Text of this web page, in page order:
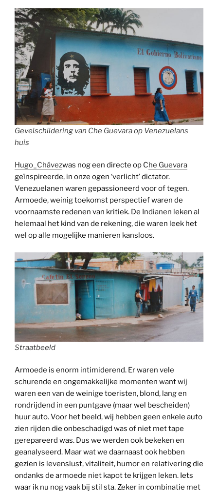
Gevelschildering van Che Guevara op Venezuelans
huis
Hugo_Chávezwas nog een directe op Che Guevara
geïnspireerde, in onze ogen ‘verlicht’ dictator.
Venezuelanen waren gepassioneerd voor of tegen.
Armoede, weinig toekomst perspectief waren de
voornaamste redenen van kritiek. De Indianen leken al
helemaal het kind van de rekening, die waren leek het
wel op alle mogelijke manieren kansloos.
Straatbeeld
Armoede is enorm intimiderend. Er waren vele
schurende en ongemakkelijke momenten want wij
waren een van de weinige toeristen, blond, lang en
rondrijdend in een puntgave (maar wel bescheiden)
huur auto. Voor het beeld, wij hebben geen enkele auto
zien rijden die onbeschadigd was of niet met tape
gerepareerd was. Dus we werden ook bekeken en
geanalyseerd. Maar wat we daarnaast ook hebben
gezien is levenslust, vitaliteit, humor en relativering die
ondanks de armoede niet kapot te krijgen leken. Iets
waar ik nu nog vaak bij stil sta. Zeker in combinatie met